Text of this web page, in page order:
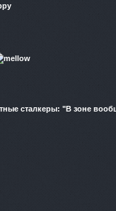
сталкеры: "В зоне